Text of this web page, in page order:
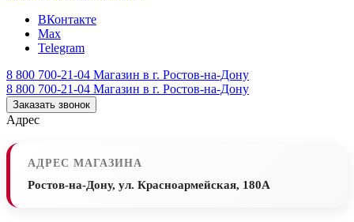
ВКонтакте
Max
Telegram
8 800 700-21-04 Магазин в г. Ростов-на-Дону
8 800 700-21-04 Магазин в г. Ростов-на-Дону
Заказать звонок
Адрес
АДРЕС МАГАЗИНА
Ростов-на-Дону, ул. Красноармейская, 180А